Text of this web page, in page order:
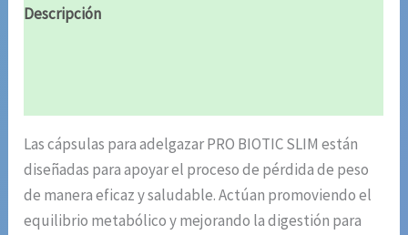
Descripción
Las cápsulas para adelgazar PRO BIOTIC SLIM están
diseñadas para apoyar el proceso de pérdida de peso
de manera eficaz y saludable. Actúan promoviendo el
equilibrio metabólico y mejorando la digestión para